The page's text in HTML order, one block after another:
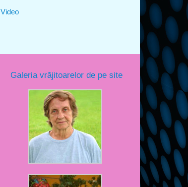
Video
Galeria vrăjitoarelor de pe site